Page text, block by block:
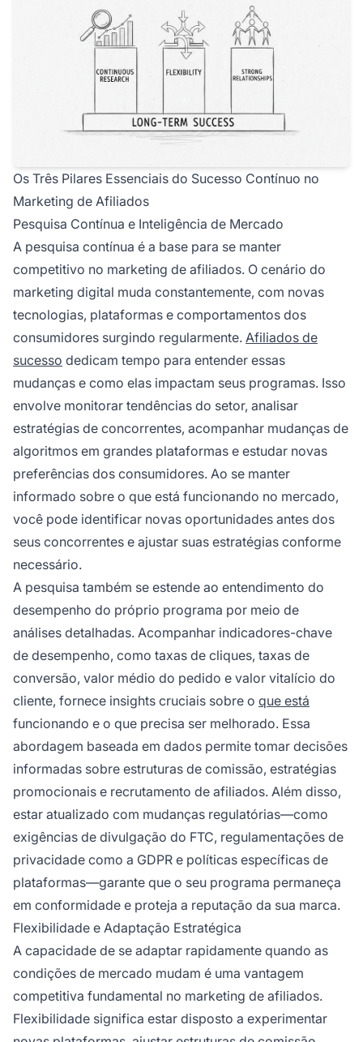
Os Três Pilares Essenciais do Sucesso Contínuo no
Marketing de Afiliados
Pesquisa Contínua e Inteligência de Mercado
A pesquisa contínua é a base para se manter
competitivo no marketing de afiliados. O cenário do
marketing digital muda constantemente, com novas
tecnologias, plataformas e comportamentos dos
consumidores surgindo regularmente. Afiliados de
sucesso dedicam tempo para entender essas
mudanças e como elas impactam seus programas. Isso
envolve monitorar tendências do setor, analisar
estratégias de concorrentes, acompanhar mudanças de
algoritmos em grandes plataformas e estudar novas
preferências dos consumidores. Ao se manter
informado sobre o que está funcionando no mercado,
você pode identificar novas oportunidades antes dos
seus concorrentes e ajustar suas estratégias conforme
necessário.
A pesquisa também se estende ao entendimento do
desempenho do próprio programa por meio de
análises detalhadas. Acompanhar indicadores-chave
de desempenho, como taxas de cliques, taxas de
conversão, valor médio do pedido e valor vitalício do
cliente, fornece insights cruciais sobre o que está
funcionando e o que precisa ser melhorado. Essa
abordagem baseada em dados permite tomar decisões
informadas sobre estruturas de comissão, estratégias
promocionais e recrutamento de afiliados. Além disso,
estar atualizado com mudanças regulatórias—como
exigências de divulgação do FTC, regulamentações de
privacidade como a GDPR e políticas específicas de
plataformas—garante que o seu programa permaneça
em conformidade e proteja a reputação da sua marca.
Flexibilidade e Adaptação Estratégica
A capacidade de se adaptar rapidamente quando as
condições de mercado mudam é uma vantagem
competitiva fundamental no marketing de afiliados.
Flexibilidade significa estar disposto a experimentar